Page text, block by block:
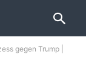
gegen Trump |